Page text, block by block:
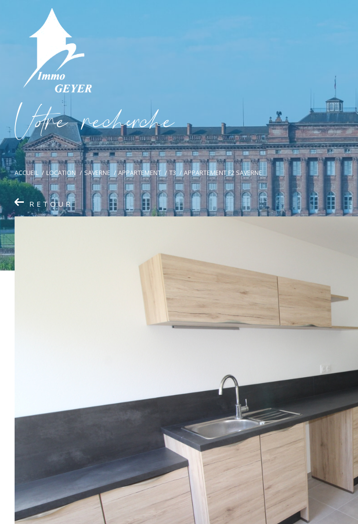
Vore recece
ACCUEIL LOCATION SAVERNE APPARTEMENT T3 APPARTEMENT F2 SAVERNE
RETOUR